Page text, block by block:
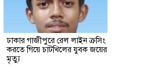
ঢাকার গাজীপুরে রেল লাইন ক্রসিং
করতে গিয়ে চাটখিলের যুবক জয়ের
মৃত্যু